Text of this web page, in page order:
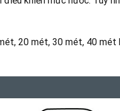
20 mét, 30 mét, 40